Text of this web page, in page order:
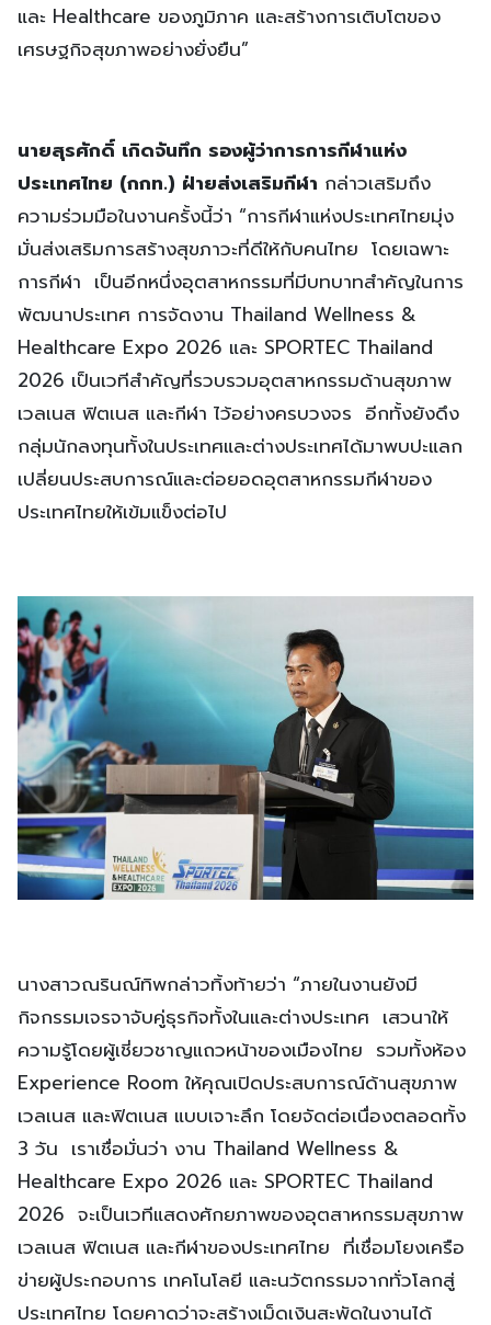
และ Healthcare ของภูมิภาค และสร้างการเติบโตของ
เศรษฐกิจสุขภาพอย่างยั่งยืน”
นายสุรศักดิ์ เกิดจันทึก รองผู้ว่าการการกีฬาแห่ง
ประเทศไทย (กกท.) ฝ่ายส่งเสริมกีฬา กล่าวเสริมถึง
ความร่วมมือในงานครั้งนี้ว่า “การกีฬาแห่งประเทศไทยมุ่ง
มั่นส่งเสริมการสร้างสุขภาวะที่ดีให้กับคนไทย โดยเฉพาะ
การกีฬา เป็นอีกหนึ่งอุตสาหกรรมที่มีบทบาทสำคัญในการ
พัฒนาประเทศ การจัดงาน Thailand Wellness &
Healthcare Expo 2026 และ SPORTEC Thailand
2026 เป็นเวทีสำคัญที่รวบรวมอุตสาหกรรมด้านสุขภาพ
เวลเนส ฟิตเนส และกีฬา ไว้อย่างครบวงจร อีกทั้งยังดึง
กลุ่มนักลงทุนทั้งในประเทศและต่างประเทศได้มาพบปะแลก
เปลี่ยนประสบการณ์และต่อยอดอุตสาหกรรมกีฬาของ
ประเทศไทยให้เข้มแข็งต่อไป
นางสาวณรินณ์ทิพกล่าวทิ้งท้ายว่า “ภายในงานยังมี
กิจกรรมเจรจาจับคู่ธุรกิจทั้งในและต่างประเทศ เสวนาให้
ความรู้โดยผู้เชี่ยวชาญแถวหน้าของเมืองไทย รวมทั้งห้อง
Experience Room ให้คุณเปิดประสบการณ์ด้านสุขภาพ
เวลเนส และฟิตเนส แบบเจาะลึก โดยจัดต่อเนื่องตลอดทั้ง
3 วัน เราเชื่อมั่นว่า งาน Thailand Wellness &
Healthcare Expo 2026 และ SPORTEC Thailand
2026 จะเป็นเวทีแสดงศักยภาพของอุตสาหกรรมสุขภาพ
เวลเนส ฟิตเนส และกีฬาของประเทศไทย ที่เชื่อมโยงเครือ
ข่ายผู้ประกอบการ เทคโนโลยี และนวัตกรรมจากทั่วโลกสู่
ประเทศไทย โดยคาดว่าจะสร้างเม็ดเงินสะพัดในงานได้